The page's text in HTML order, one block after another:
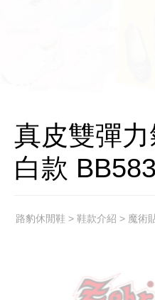
真皮雙彈
白款 BB583
路豹休閒鞋 > 鞋款介紹 > 魔術